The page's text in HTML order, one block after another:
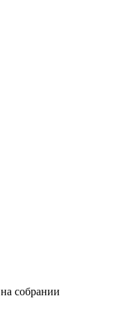
собрании